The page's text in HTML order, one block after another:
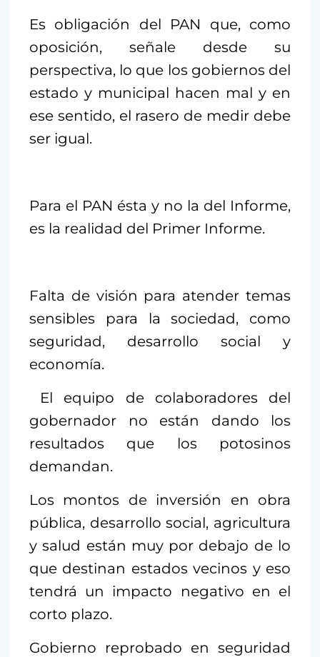
Es obligación del PAN que, como
oposición, señale desde su
perspectiva, lo que los gobiernos del
estado y municipal hacen mal y en
ese sentido, el rasero de medir debe
ser igual.
Para el PAN ésta y no la del Informe,
es la realidad del Primer Informe.
Falta de visión para atender temas
sensibles para la sociedad, como
seguridad, desarrollo social y
economía.
El equipo de colaboradores del
gobernador no están dando los
resultados que los potosinos
demandan.
Los montos de inversión en obra
pública, desarrollo social, agricultura
y salud están muy por debajo de lo
que destinan estados vecinos y eso
tendrá un impacto negativo en el
corto plazo.
Gobierno reprobado en seguridad